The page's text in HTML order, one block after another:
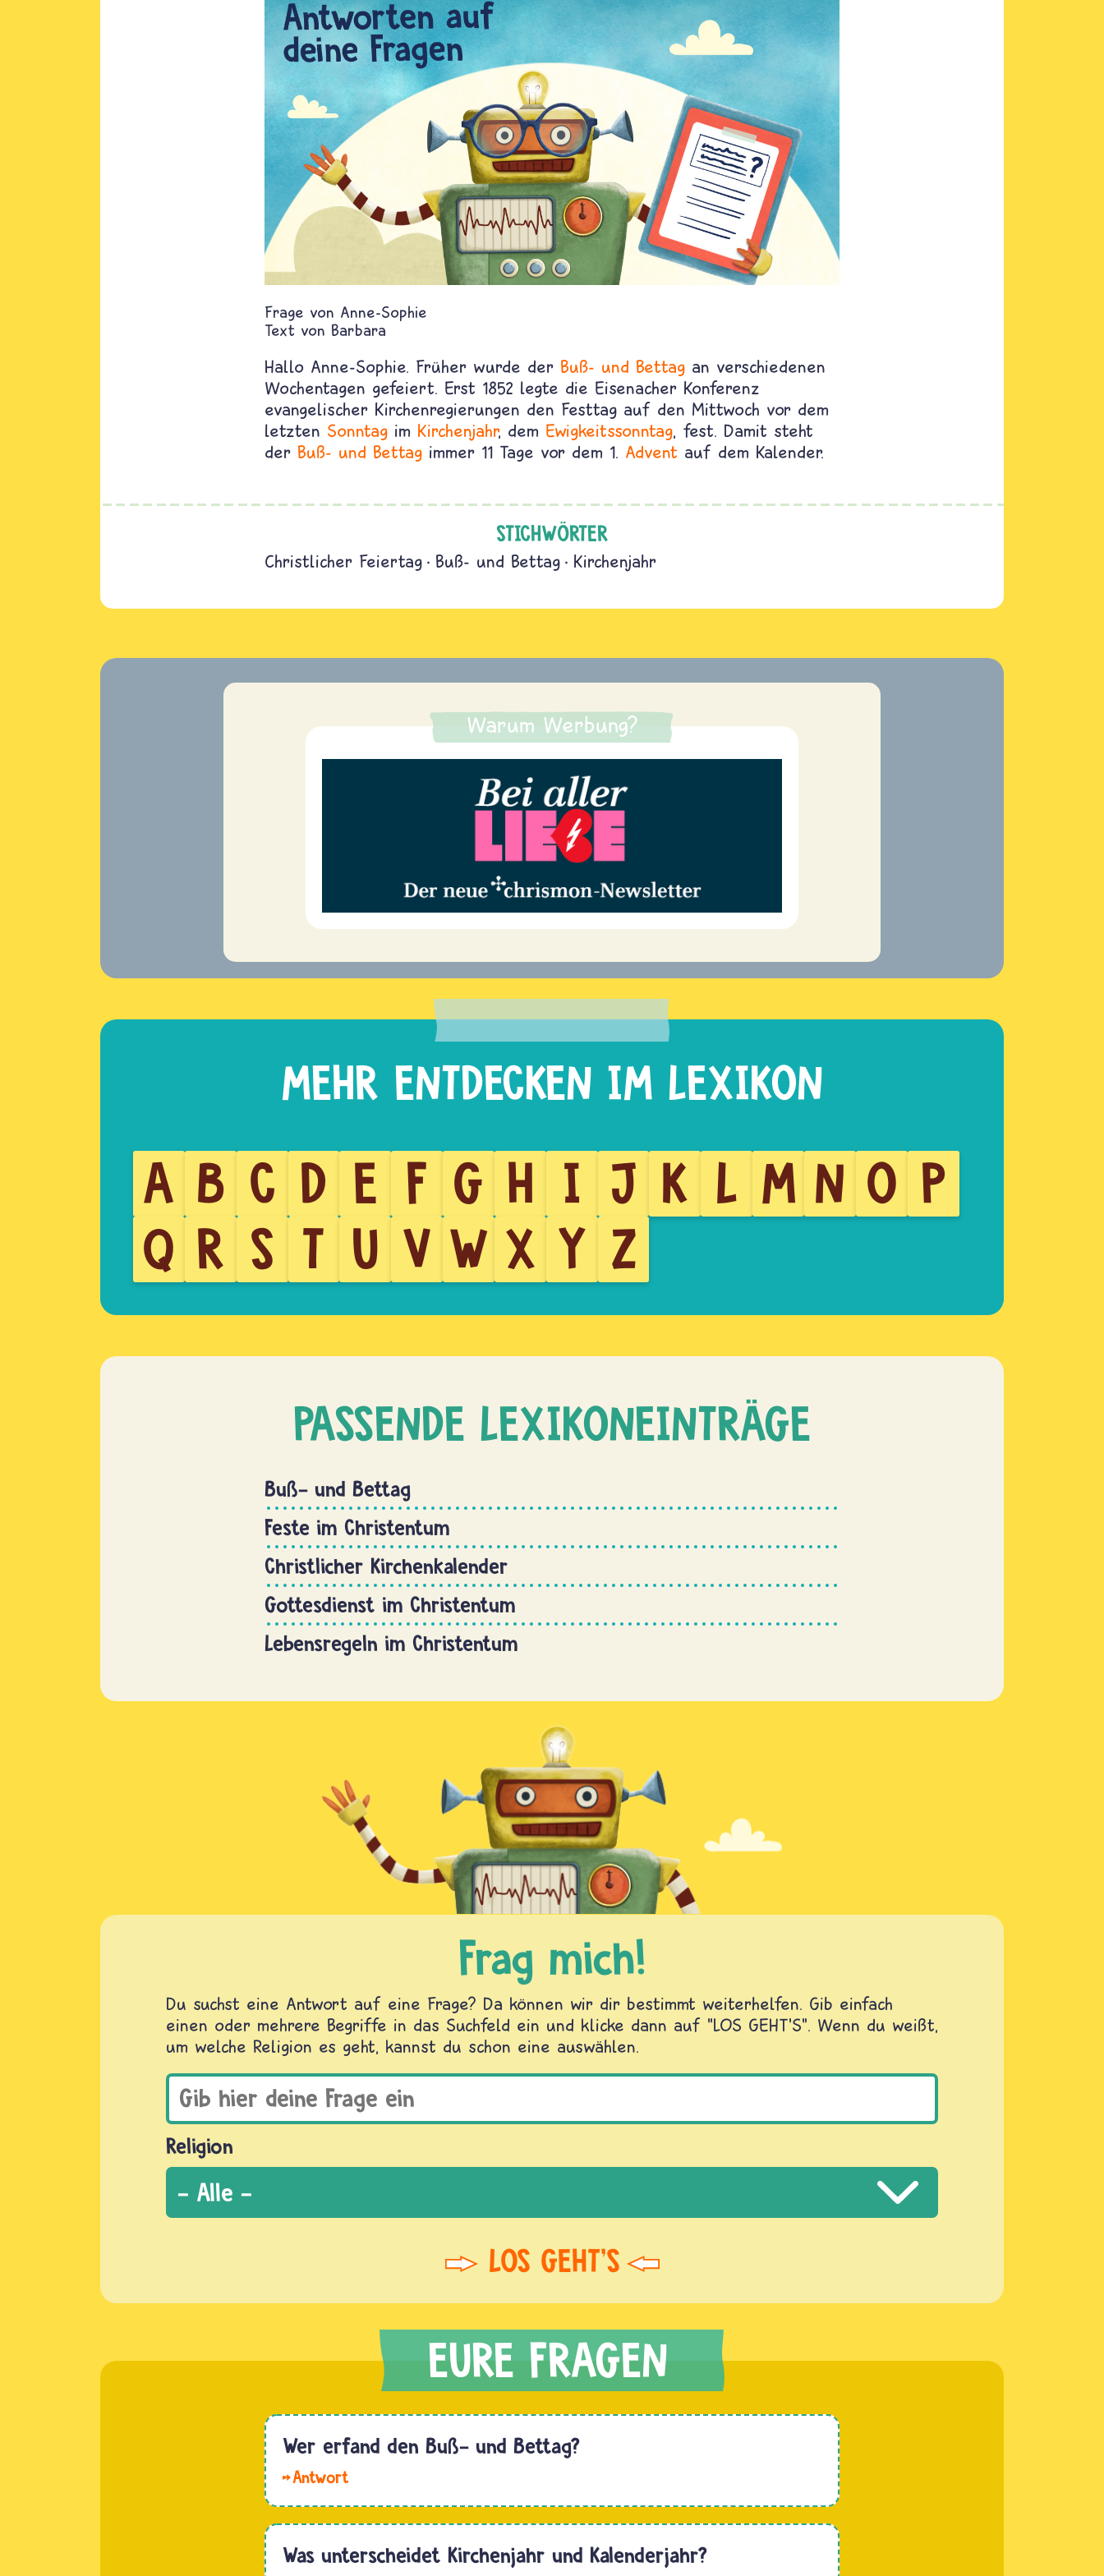
Anne-Sophie
Text von Barbara
Hallo Anne-Sophie. Früher wurde der Buß- und Bettag an verschiedenen
Wochentagen gefeiert. Erst 1852 legte die Eisenacher Konferenz
evangelischer Kirchenregierungen den Festtag auf den Mittwoch vor dem
letzten Sonntag im Kirchenjahr, dem Ewigkeitssonntag, fest. Damit steht
der Buß- und Bettag immer 11 Tage vor dem 1. Advent auf dem Kalender.
STICHWÖRTER
Christlicher Feiertag Buß- und Bettag Kirchenjahr
Warum Werbung?
A B C D E F G H I J K L M N O P
Q R S T U V W X Y Z
PASSENDE LEXIKONEINTRÄGE
Buß- und Bettag
Feste im Christentum
Christlicher Kirchenkalender
Gottesdienst im Christentum
Lebensregeln im Christentum
Frag mich!
Du suchst eine Antwort auf eine Frage? Da können wir dir bestimmt weiterhelfen. Gib einfach
einen oder mehrere Begriffe in das Suchfeld ein und klicke dann auf "LOS GEHT'S". Wenn du weißt,
um welche Religion es geht, kannst du schon eine auswählen.
Religion
Wer erfand den Buß- und Bettag?
der Buß-
Bettag
Was unterscheidet Kirchenjahr und Kalenderjahr?